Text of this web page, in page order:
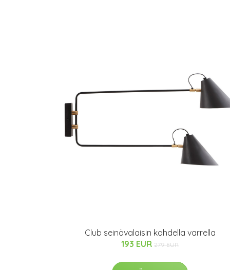
Club seinävalaisin kahdella varrella
193 EUR 279 EUR